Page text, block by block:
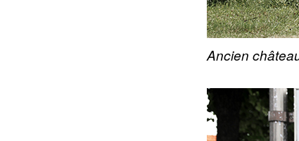
Ancien